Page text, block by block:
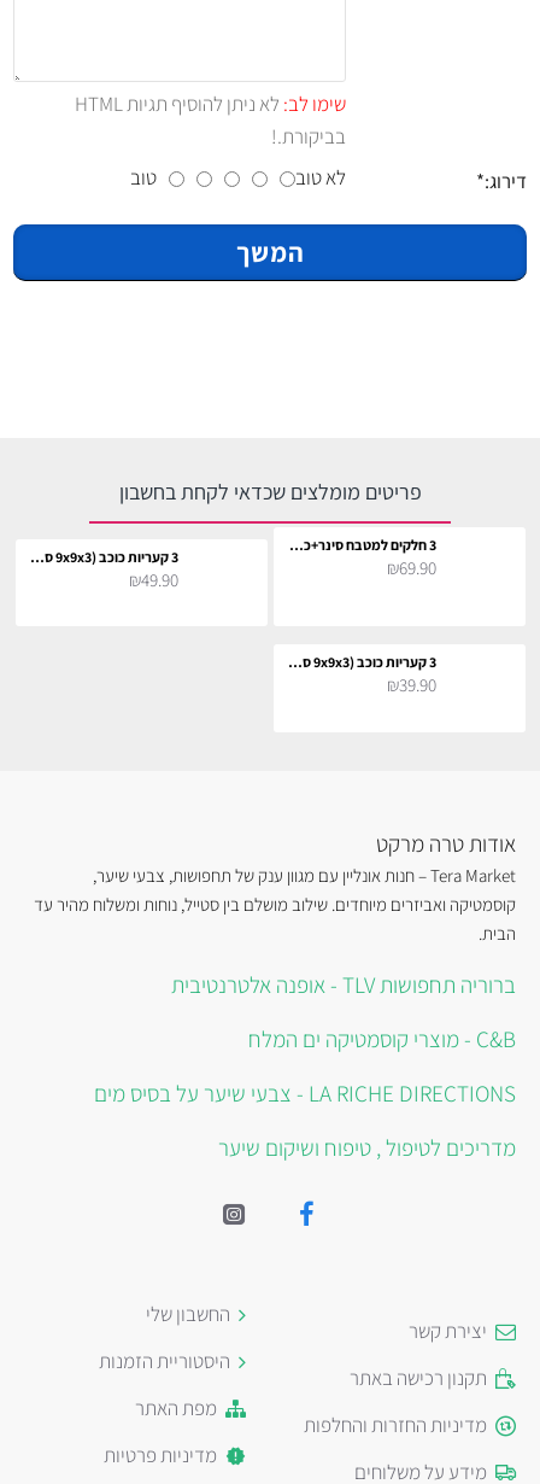
שימו לב:
לא ניתן להוסיף תגיות HTML
בביקורת.!
דירוג:
לא טוב טוב
המשך
פריטים מומלצים שכדאי לקחת בחשבון
3 חלקים למטבח סינר+כפפה+תחתית לסיר
₪69.90 3 קעריות כוכב (9x9x3 ס"מ)
₪49.90
3 קעריות כוכב (9x9x3 ס"מ)
₪39.90
אודות טרה מרקט
Tera Market – חנות אונליין עם מגוון ענק של תחפושות, צבעי שיער,
קוסמטיקה ואביזרים מיוחדים. שילוב מושלם בין סטייל, נוחות ומשלוח מהיר עד
הבית.
ברוריה תחפושות TLV - אופנה אלטרנטיבית
C&B - מוצרי קוסמטיקה ים המלח
LA RICHE DIRECTIONS - צבעי שיער על בסיס מים
מדריכים לטיפול , טיפוח ושיקום שיער
יצירת קשר
תקנון רכישה באתר
מדיניות החזרות והחלפות
מידע על משלוחים
החשבון שלי
היסטוריית הזמנות
מפת האתר
מדיניות פרטיות